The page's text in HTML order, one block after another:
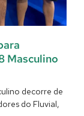
Masculino
decorre de
do Fluvial,